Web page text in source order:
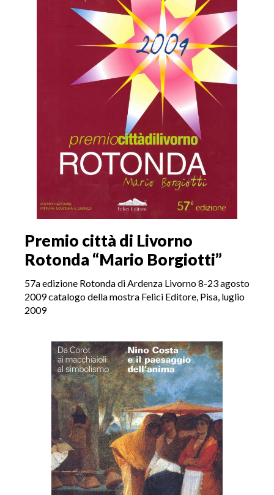
Premio città di Livorno
Rotonda “Mario Borgiotti”
57a edizione Rotonda di Ardenza Livorno 8-23 agosto
2009 catalogo della mostra Felici Editore, Pisa, luglio
2009